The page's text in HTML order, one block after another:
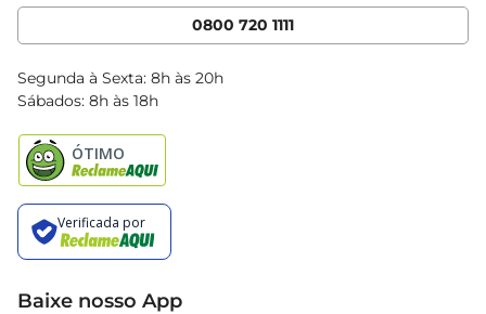
Cencosud Media
Clube Bretas
Blog Bretas
Black Friday
0800 720 1111
Segunda à Sexta: 8h às 20h
Sábados: 8h às 18h
Baixe nosso App